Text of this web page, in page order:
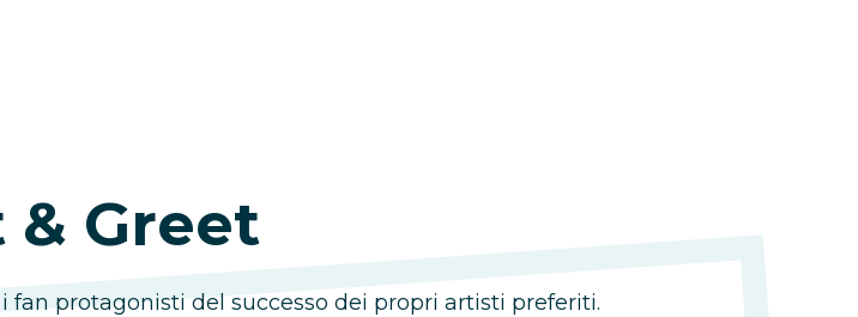
& Greet
fan protagonisti del successo dei propri artisti preferiti.